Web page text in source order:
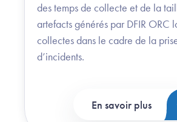
des temps de collecte et de la
artefacts générés par DFIR ORC
collectes dans le cadre de la
d’incidents.
En savoir plus